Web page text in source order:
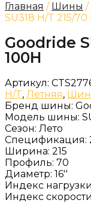
Главная / Шины /
SU318 H/T 215/70
Goodride
100H
Артикул:
H/T, Летняя,
Бренд шины:
Модель шины:
Сезон: Лето
Спецификация:
Ширина: 215
Профиль: 70
Диаметр: 16''
Индекс
Индекс